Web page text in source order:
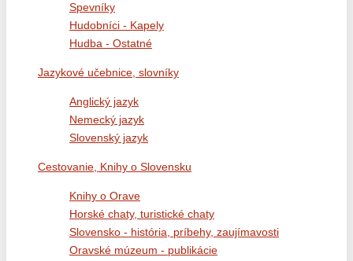
Spevníky
Hudobníci - Kapely
Hudba - Ostatné
Jazykové učebnice, slovníky
Anglický jazyk
Nemecký jazyk
Slovenský jazyk
Cestovanie, Knihy o Slovensku
Knihy o Orave
Horské chaty, turistické chaty
Slovensko - história, príbehy, zaujímavosti
Oravské múzeum - publikácie